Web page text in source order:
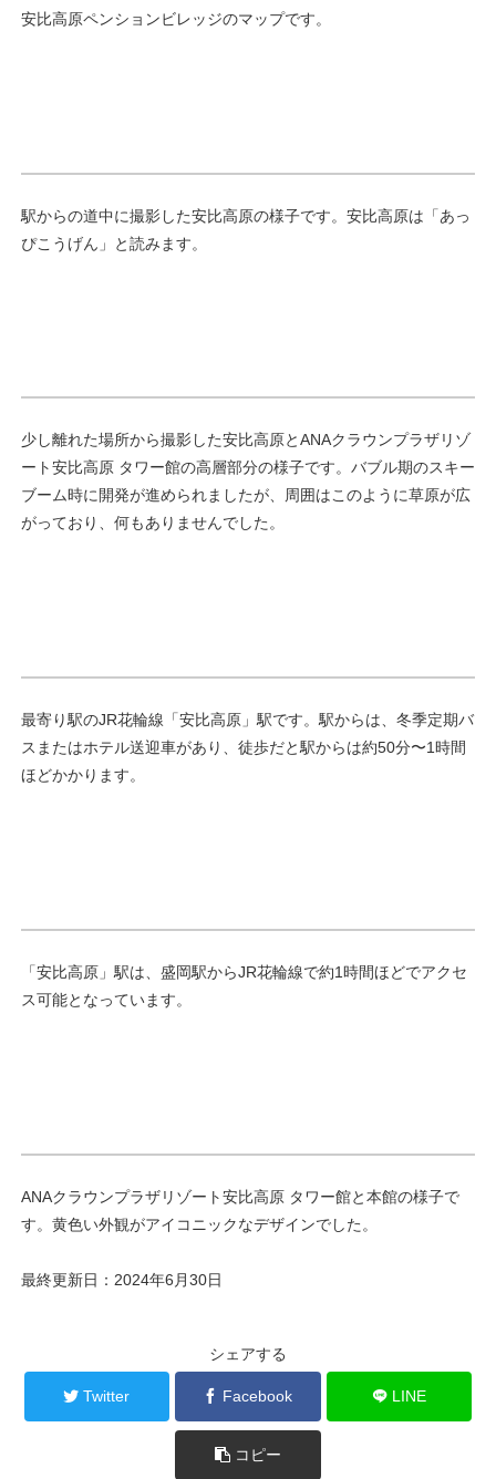
安比高原ペンションビレッジのマップです。
駅からの道中に撮影した安比高原の様子です。安比高原は「あっ
ぴこうげん」と読みます。
少し離れた場所から撮影した安比高原とANAクラウンプラザリゾ
ート安比高原 タワー館の高層部分の様子です。バブル期のスキー
ブーム時に開発が進められましたが、周囲はこのように草原が広
がっており、何もありませんでした。
最寄り駅のJR花輪線「安比高原」駅です。駅からは、冬季定期バ
スまたはホテル送迎車があり、徒歩だと駅からは約50分〜1時間
ほどかかります。
「安比高原」駅は、盛岡駅からJR花輪線で約1時間ほどでアクセ
ス可能となっています。
ANAクラウンプラザリゾート安比高原 タワー館と本館の様子で
す。黄色い外観がアイコニックなデザインでした。
最終更新日：2024年6月30日
シェアする
Twitter Facebook LINE
コピー